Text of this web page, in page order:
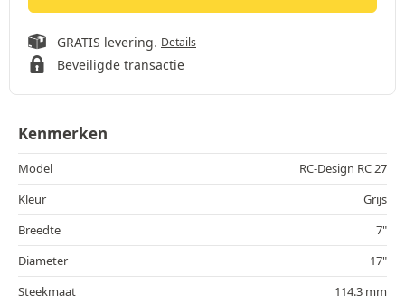
GRATIS levering. Details
Beveiligde transactie
Kenmerken
Model
RC-Design RC 27
Kleur
Grijs
Breedte
7"
Diameter
17"
Steekmaat
114.3 mm